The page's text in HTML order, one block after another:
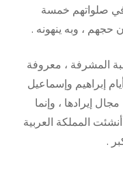
صلواتهم خمسة
حجهم ، وبه ينهونه .
المشرفة ، معروفة
إبراهيم وإسماعيل
إيرادها ، وإنما
المملكة العربية
.